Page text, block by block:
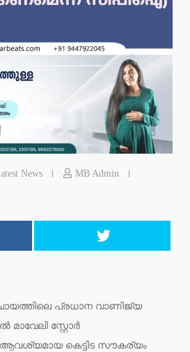
News
MB Admin
പ്രധാന വാണിജ്യ
മാവേലി സ്റ്റോർ
കെട്ടിട സൗകര്യം